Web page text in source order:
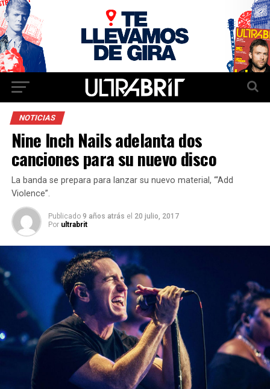
NOTICIAS
Nine Inch Nails adelanta dos
canciones para su nuevo disco
La banda se prepara para lanzar su nuevo material, “‘Add
Violence”.
Publicado 9 años atrás el 20 julio, 2017
Por ultrabrit